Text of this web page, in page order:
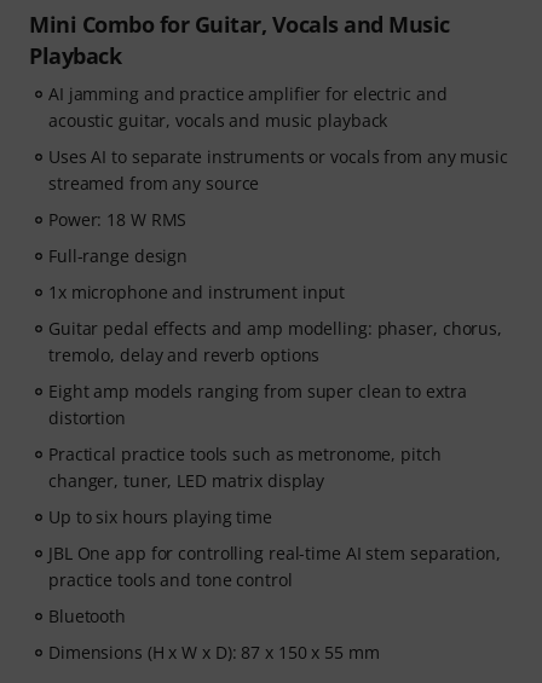
Mini Combo for Guitar, Vocals and Music
Playback
AI jamming and practice amplifier for electric and
acoustic guitar, vocals and music playback
Uses AI to separate instruments or vocals from any music
streamed from any source
Power: 18 W RMS
Full-range design
1x microphone and instrument input
Guitar pedal effects and amp modelling: phaser, chorus,
tremolo, delay and reverb options
Eight amp models ranging from super clean to extra
distortion
Practical practice tools such as metronome, pitch
changer, tuner, LED matrix display
Up to six hours playing time
JBL One app for controlling real-time AI stem separation,
practice tools and tone control
Bluetooth
Dimensions (H x W x D): 87 x 150 x 55 mm